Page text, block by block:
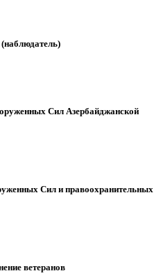
Сил Азербайджанской
Сил и правоохранительных
ветеранов